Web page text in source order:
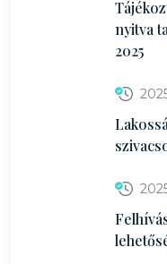
nyitva
2025